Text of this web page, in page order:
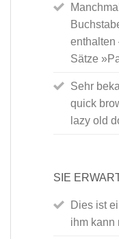
enthalten
Sätze
Sehr
quick
lazy old
SIE
Dies ist
ihm kann